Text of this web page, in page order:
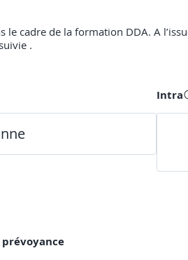
cadre de la formation DDA. A
.
Intra